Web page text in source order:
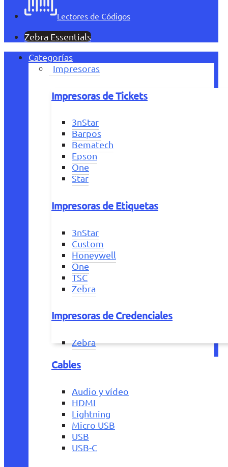
Lectores de Códigos
Zebra Essentials
Categorías
Impresoras
Impresoras de Tickets
3nStar
Barpos
Bematech
Epson
One
Star
Impresoras de Etiquetas
3nStar
Custom
Honeywell
One
TSC
Zebra
Impresoras de Credenciales
Zebra
Cables
Audio y vídeo
HDMI
Lightning
Micro USB
USB
USB-C